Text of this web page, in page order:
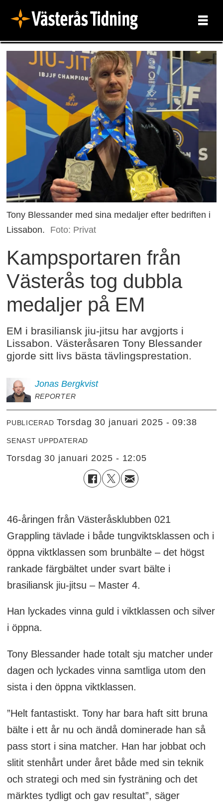
Tony Blessander med sina medaljer efter bedriften i
Lissabon.
Foto: Privat
Kampsportaren från
Västerås tog dubbla
medaljer på EM
EM i brasiliansk jiu-jitsu har avgjorts i
Lissabon. Västeråsaren Tony Blessander
gjorde sitt livs bästa tävlingsprestation.
Jonas Bergkvist
REPORTER
PUBLICERAD torsdag 30 januari 2025 - 09:38
SENAST UPPDATERAD
torsdag 30 januari 2025 - 12:05
46-åringen från Västeråsklubben 021
Grappling tävlade i både tungviktsklassen och i
öppna viktklassen som brunbälte – det högst
rankade färgbältet under svart bälte i
brasiliansk jiu-jitsu – Master 4.
Han lyckades vinna guld i viktklassen och silver
i öppna.
Tony Blessander hade totalt sju matcher under
dagen och lyckades vinna samtliga utom den
sista i den öppna viktklassen.
”Helt fantastiskt. Tony har bara haft sitt bruna
bälte i ett år nu och ändå dominerade han så
pass stort i sina matcher. Han har jobbat och
slitit stenhårt under året både med sin teknik
och strategi och med sin fysträning och det
märktes tydligt och gav resultat”, säger